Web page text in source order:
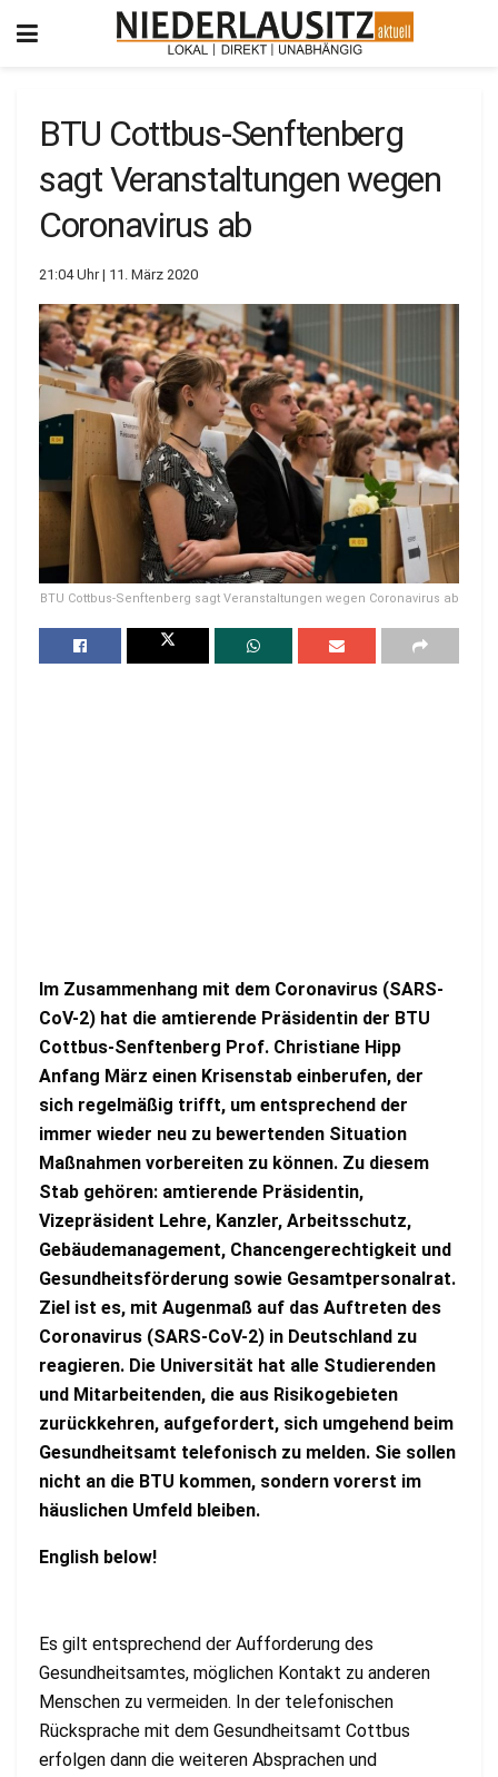
BTU Cottbus-Senftenberg
sagt Veranstaltungen wegen
Coronavirus ab
21:04 Uhr | 11. März 2020
BTU Cottbus-Senftenberg sagt Veranstaltungen wegen Coronavirus ab
Im Zusammenhang mit dem Coronavirus (SARS-
CoV-2) hat die amtierende Präsidentin der BTU
Cottbus-Senftenberg Prof. Christiane Hipp
Anfang März einen Krisenstab einberufen, der
sich regelmäßig trifft, um entsprechend der
immer wieder neu zu bewertenden Situation
Maßnahmen vorbereiten zu können. Zu diesem
Stab gehören: amtierende Präsidentin,
Vizepräsident Lehre, Kanzler, Arbeitsschutz,
Gebäudemanagement, Chancengerechtigkeit und
Gesundheitsförderung sowie Gesamtpersonalrat.
Ziel ist es, mit Augenmaß auf das Auftreten des
Coronavirus (SARS-CoV-2) in Deutschland zu
reagieren. Die Universität hat alle Studierenden
und Mitarbeitenden, die aus Risikogebieten
zurückkehren, aufgefordert, sich umgehend beim
Gesundheitsamt telefonisch zu melden. Sie sollen
nicht an die BTU kommen, sondern vorerst im
häuslichen Umfeld bleiben.
English below!
Es gilt entsprechend der Aufforderung des
Gesundheitsamtes, möglichen Kontakt zu anderen
Menschen zu vermeiden. In der telefonischen
Rücksprache mit dem Gesundheitsamt Cottbus
erfolgen dann die weiteren Absprachen und